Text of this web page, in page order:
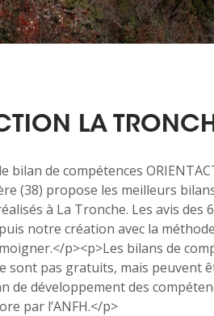
LA
bilan de compétences
(38) propose les meilleurs
à La Tronche. Les avis des
notre création avec la
p><p>Les bilans de
sont pas gratuits, mais peuvent
de développement des
par l’ANFH.</p>